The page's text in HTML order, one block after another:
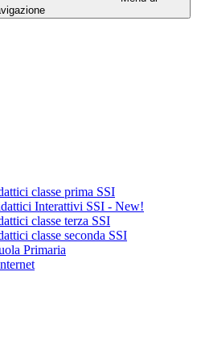
classe prima SSI
Interattivi SSI - New!
classe terza SSI
classe seconda SSI
Primaria